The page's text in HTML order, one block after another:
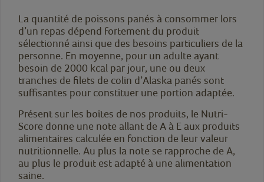
La quantité de poissons panés à consommer lors
d’un repas dépend fortement du produit
sélectionné ainsi que des besoins particuliers de la
personne. En moyenne, pour un adulte ayant
besoin de 2000 kcal par jour, une ou deux
tranches de filets de colin d’Alaska panés sont
suffisantes pour constituer une portion adaptée.
Présent sur les boîtes de nos produits, le Nutri-
Score donne une note allant de A à E aux produits
alimentaires calculée en fonction de leur valeur
nutritionnelle. Au plus la note se rapproche de A,
au plus le produit est adapté à une alimentation
saine.